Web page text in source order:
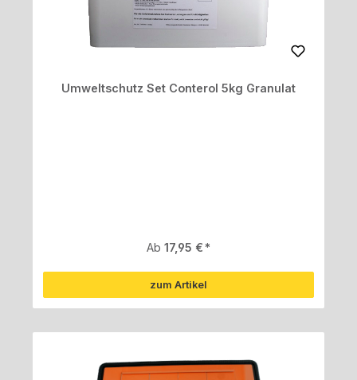
Umweltschutz Set Conterol 5kg Granulat
Regulärer Preis:
Ab17,95 €
zum Artikel